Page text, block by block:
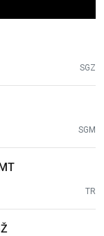
SGZ
SGM
TR